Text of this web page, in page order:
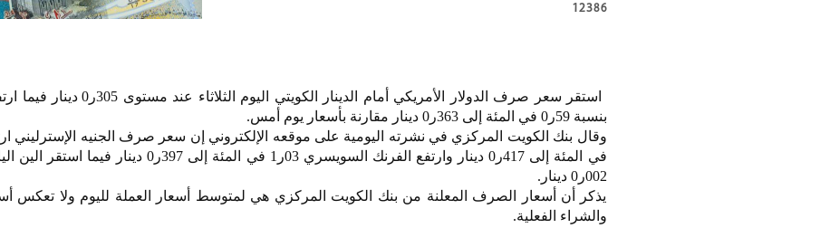
12386
استقر سعر صرف الدولار الأمريكي أمام الدينار الكويتي اليوم
بنسبة 59ر0 في المئة إلى 363ر0 دينار مقارنة بأسعار يوم أمس.
في المئة إلى 417ر0 دينار وارتفع الفرنك السويسري 03ر1 في المئة إلى 397ر0
002ر0 دينار.
يذكر أن أسعار الصرف المعلنة من بنك الكويت المركزي هي لمتوسط أسعار العملة لليوم ولا تعكس
والشراء الفعلية.